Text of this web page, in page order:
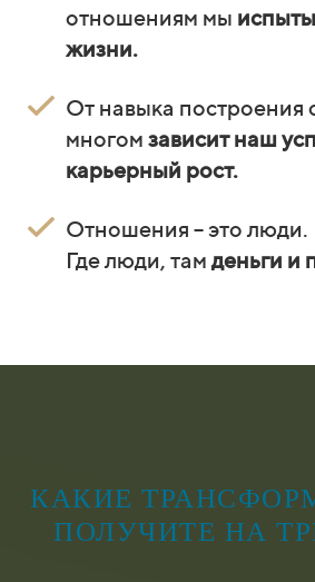
отношениям мы
жизни.
От навыка построения
многом зависит наш
карьерный рост.
Отношения – это люди.
Где люди, там деньги и
КАКИЕ
ПОЛУЧИТЕ НА